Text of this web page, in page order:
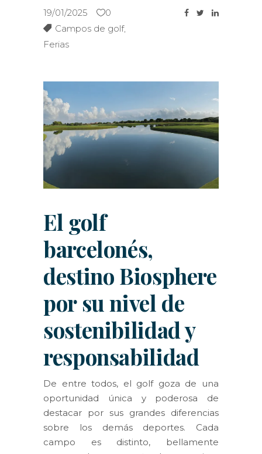
19/01/2025
0
Campos de golf,
Ferias
El golf
barcelonés,
destino Biosphere
por su nivel de
sostenibilidad y
responsabilidad
De entre todos, el golf goza de una
oportunidad única y poderosa de
destacar por sus grandes diferencias
sobre los demás deportes. Cada
campo es distinto, bellamente